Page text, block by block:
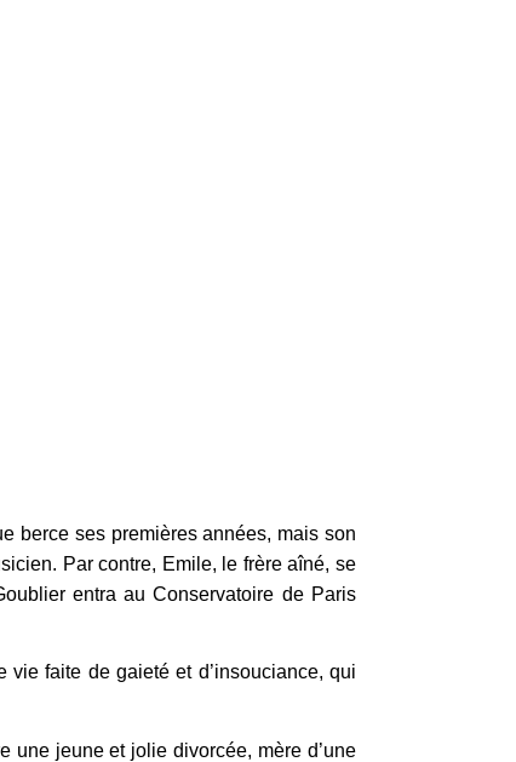
berce ses premières années, mais son
Par contre, Emile, le frère aîné, se
entra au Conservatoire de Paris
faite de gaieté et d’insouciance, qui
une jeune et jolie divorcée, mère d’une